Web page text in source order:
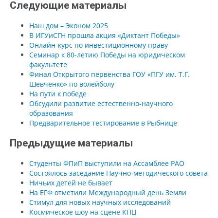
Следующие материалы
Наш дом – Эконом 2025
В ИГУиСГН прошла акция «Диктант Победы»
Онлайн-курс по инвестиционному праву
Семинар к 80-летию Победы на юридическом
факультете
Финал Открытого первенства ГОУ «ПГУ им. Т.Г.
Шевченко» по волейболу
На пути к победе
Обсудили развитие естественно-научного
образования
Предварительное тестирование в Рыбнице
Предыдущие материалы
Студенты ФПиП выступили на Ассамблее РАО
Состоялось заседание Научно-методического совета
Ничьих детей не бывает
На ЕГФ отметили Международный день Земли
Стимул для новых научных исследований
Космическое шоу на сцене КПЦ